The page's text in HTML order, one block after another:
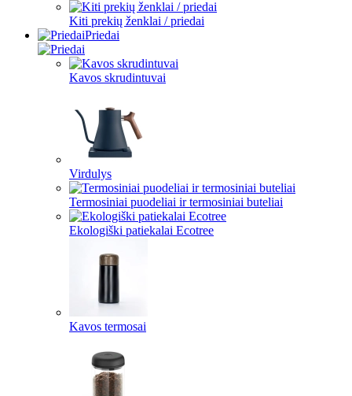
Kiti prekių ženklai / priedai
Priedai
Kavos skrudintuvai
Virdulys
Termosiniai puodeliai ir termosiniai buteliai
Ekologiški patiekalai Ecotree
Kavos termosai